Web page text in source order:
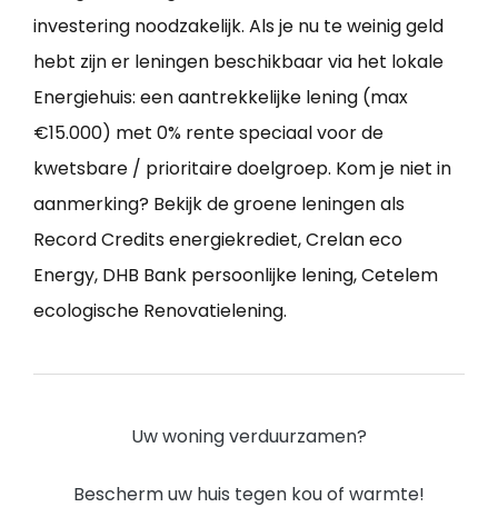
investering noodzakelijk. Als je nu te weinig geld
hebt zijn er leningen beschikbaar via het lokale
Energiehuis: een aantrekkelijke lening (max
€15.000) met 0% rente speciaal voor de
kwetsbare / prioritaire doelgroep. Kom je niet in
aanmerking? Bekijk de groene leningen als
Record Credits energiekrediet, Crelan eco
Energy, DHB Bank persoonlijke lening, Cetelem
ecologische Renovatielening.
Uw woning verduurzamen?
Bescherm uw huis tegen kou of warmte!